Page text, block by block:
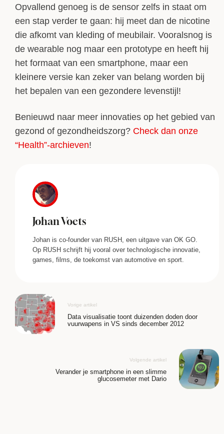
Opvallend genoeg is de sensor zelfs in staat om
een stap verder te gaan: hij meet dan de nicotine
die afkomt van kleding of meubilair. Vooralsnog is
de wearable nog maar een prototype en heeft hij
het formaat van een smartphone, maar een
kleinere versie kan zeker van belang worden bij
het bepalen van een gezondere levenstijl!
Benieuwd naar meer innovaties op het gebied van
gezond of gezondheidszorg? Check dan onze
“Health”-archieven!
Johan Voets
Johan is co-founder van RUSH, een uitgave van OK GO.
Op RUSH schrijft hij vooral over technologische innovatie,
games, films, de toekomst van automotive en sport.
Vorige artikel
Data visualisatie toont duizenden doden door
vuurwapens in VS sinds december 2012
Volgende artikel
Verander je smartphone in een slimme
glucosemeter met Dario